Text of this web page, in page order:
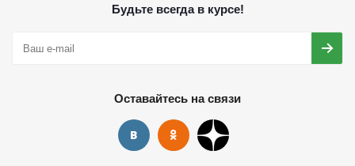
Будьте всегда в курсе!
Оставайтесь на связи